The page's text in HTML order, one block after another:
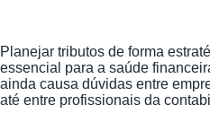
Planejar tributos de forma
essencial para a saúde
ainda causa dúvidas entre
até entre profissionais da